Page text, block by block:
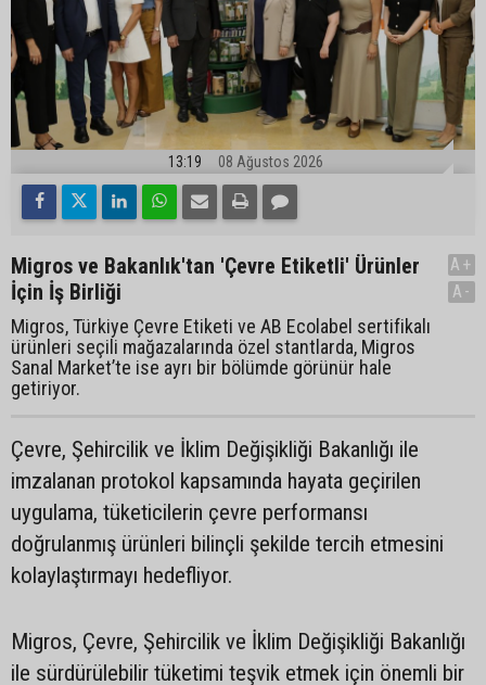
13:19 08 Ağustos 2026
Migros ve Bakanlık'tan 'Çevre Etiketli' Ürünler
İçin İş Birliği
Migros, Türkiye Çevre Etiketi ve AB Ecolabel sertifikalı
ürünleri seçili mağazalarında özel stantlarda, Migros
Sanal Market’te ise ayrı bir bölümde görünür hale
getiriyor.
A+
A-
Çevre, Şehircilik ve İklim Değişikliği Bakanlığı ile
imzalanan protokol kapsamında hayata geçirilen
uygulama, tüketicilerin çevre performansı
doğrulanmış ürünleri bilinçli şekilde tercih etmesini
kolaylaştırmayı hedefliyor.
Migros, Çevre, Şehircilik ve İklim Değişikliği Bakanlığı
ile sürdürülebilir tüketimi teşvik etmek için önemli bir